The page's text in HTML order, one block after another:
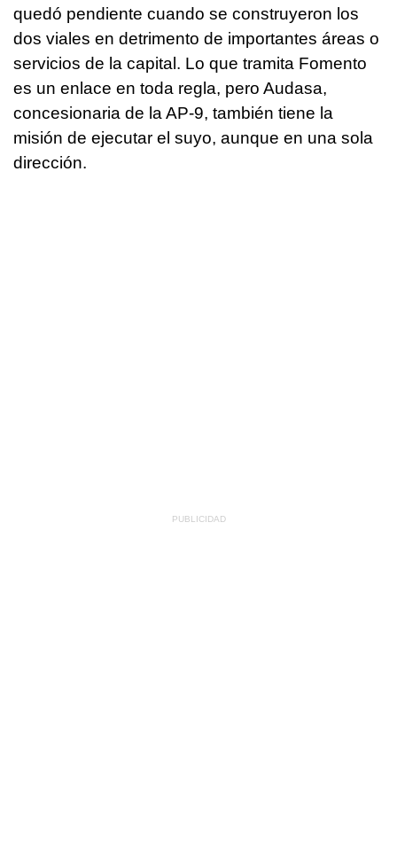
quedó pendiente cuando se construyeron los
dos viales en detrimento de importantes áreas o
servicios de la capital. Lo que tramita Fomento
es un enlace en toda regla, pero Audasa,
concesionaria de la AP-9, también tiene la
misión de ejecutar el suyo, aunque en una sola
dirección.